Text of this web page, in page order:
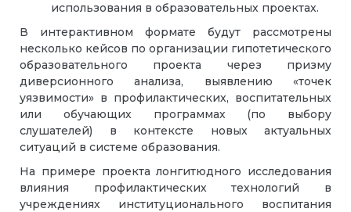
использования в образовательных проектах.
В интерактивном формате будут рассмотрены
несколько кейсов по организации гипотетического
образовательного проекта через призму
диверсионного анализа, выявлению «точек
уязвимости» в профилактических, воспитательных
или обучающих программах (по выбору
слушателей) в контексте новых актуальных
ситуаций в системе образования.
На примере проекта лонгитюдного исследования
влияния профилактических технологий в
учреждениях институционального воспитания